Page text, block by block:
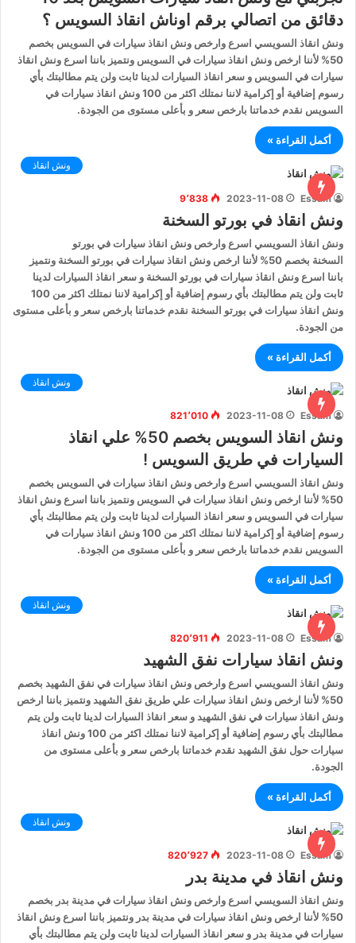
دقائق من اتصالي برقم اوناش انقاذ السويس ؟
ونش انقاذ السويسي اسرع وارخص ونش انقاذ سيارات في السويس بخصم
50% لأننا ارخص ونش انقاذ سيارات في السويس ونتميز باننا اسرع ونش انقاذ
سيارات في السويس و سعر انقاذ السيارات لدينا ثابت ولن يتم مطالبتك بأي
رسوم إضافية أو إكرامية لاننا نمتلك اكثر من 100 ونش انقاذ سيارات في
السويس نقدم خدماتنا بارخص سعر و بأعلى مستوى من الجودة.
أكمل القراءة »
ونش انقاذ
Essam
2023-11-08 9٬838
ونش انقاذ في بورتو السخنة
ونش انقاذ السويسي اسرع وارخص ونش انقاذ سيارات في بورتو
السخنة بخصم 50% لأننا ارخص ونش انقاذ سيارات في بورتو السخنة ونتميز
باننا اسرع ونش انقاذ سيارات في بورتو السخنة و سعر انقاذ السيارات لدينا
ثابت ولن يتم مطالبتك بأي رسوم إضافية أو إكرامية لاننا نمتلك اكثر من 100
ونش انقاذ سيارات في بورتو السخنة نقدم خدماتنا بارخص سعر و بأعلى مستوى
من الجودة.
أكمل القراءة »
ونش انقاذ
Essam
2023-11-08 821٬010
ونش انقاذ السويس بخصم 50% علي انقاذ
السيارات في طريق السويس !
ونش انقاذ السويسي اسرع وارخص ونش انقاذ سيارات في السويس بخصم
50% لأننا ارخص ونش انقاذ سيارات في السويس ونتميز باننا اسرع ونش انقاذ
سيارات في السويس و سعر انقاذ السيارات لدينا ثابت ولن يتم مطالبتك بأي
رسوم إضافية أو إكرامية لاننا نمتلك اكثر من 100 ونش انقاذ سيارات في
السويس نقدم خدماتنا بارخص سعر و بأعلى مستوى من الجودة.
أكمل القراءة »
ونش انقاذ
Essam
2023-11-08 820٬911
ونش انقاذ سيارات نفق الشهيد
ونش انقاذ السويسي اسرع وارخص ونش انقاذ سيارات في نفق الشهيد بخصم
50% لأننا ارخص ونش انقاذ سيارات علي طريق نفق الشهيد ونتميز باننا ارخص
ونش انقاذ سيارات في نفق الشهيد و سعر انقاذ السيارات لدينا ثابت ولن يتم
مطالبتك بأي رسوم إضافية أو إكرامية لاننا نمتلك اكثر من 100 ونش انقاذ
سيارات حول نفق الشهيد نقدم خدماتنا بارخص سعر و بأعلى مستوى من
الجودة.
أكمل القراءة »
ونش انقاذ
Essam
2023-11-08 820٬927
ونش انقاذ في مدينة بدر
ونش انقاذ السويسي اسرع وارخص ونش انقاذ سيارات في مدينة بدر بخصم
50% لأننا ارخص ونش انقاذ سيارات في مدينة بدر ونتميز باننا اسرع ونش انقاذ
سيارات في مدينة بدر و سعر انقاذ السيارات لدينا ثابت ولن يتم مطالبتك بأي